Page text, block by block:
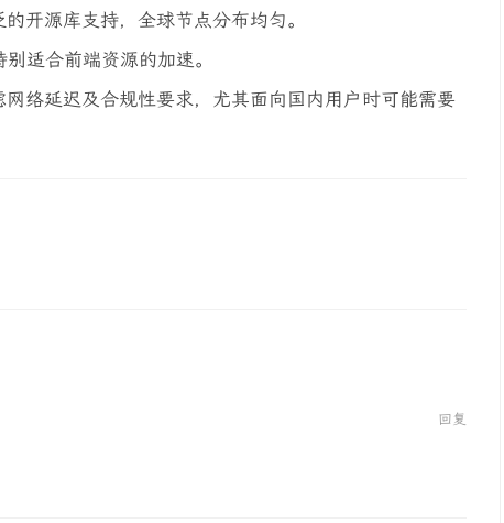
开源库支持，全球节点分布均匀。
适合前端资源的加速。
络延迟及合规性要求，尤其面向国内用户时可能需要
回复